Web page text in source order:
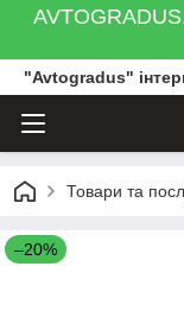
"Avtogradus"
Товари та
–20%